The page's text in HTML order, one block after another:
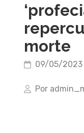
morte
09/05/2023
Por